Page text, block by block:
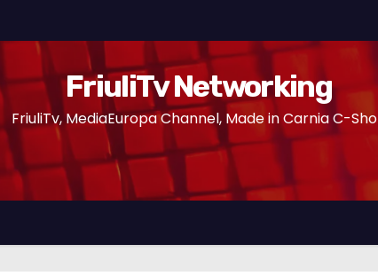
FriuliTv Networking
FriuliTv, MediaEuropa Channel, Made in Carnia C-